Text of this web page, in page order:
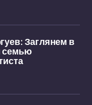
Заглянем в
семью